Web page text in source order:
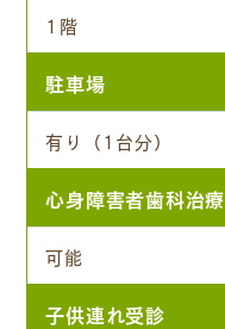
1階
駐車場
有り（1台分）
心身障害者歯科治療
可能
子供連れ受診